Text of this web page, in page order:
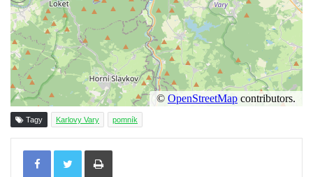
čp. 69/1 v Českých Budějovicích
Socha Jana Valeria Jirsíka u Černé věže v
Českých Budějovicích
Socha Krista klesajícího pod křížem u
kostela svatého Mikuláše v Českých
Budějovicích
kostela svaté Rodiny v Českých
Budějovicích
Tagy Karlovy Vary pomník
Tisknout